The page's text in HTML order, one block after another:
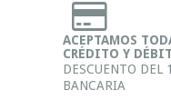
ACEPTAMOS
CRÉDITO Y
DESCUENTO DEL
BANCARIA